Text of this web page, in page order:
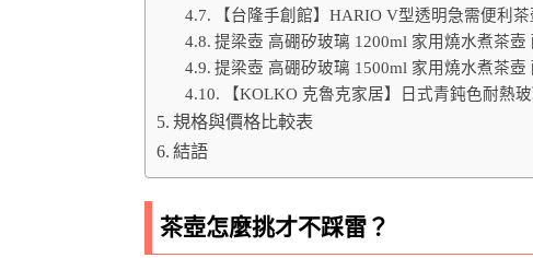
【台隆手創館】HARIO V型透明急需便利
提梁壺 高硼矽玻璃 1200ml 家用燒水煮茶壺
提梁壺 高硼矽玻璃 1500ml 家用燒水煮茶壺
【KOLKO 克魯克家居】日式青鈍色耐熱
規格與價格比較表
結語
茶壺怎麼挑才不踩雷？